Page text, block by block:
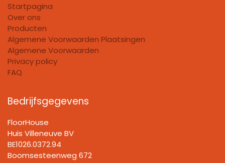
Startpagina
Over ons
Producten
Algemene Voorwaarden Plaatsingen
Algemene Voorwaarden
Privacy policy
FAQ
Bedrijfsgegevens
FloorHouse
Huis Villeneuve BV​
BE1026.0372.94
Boomsesteenweg 672